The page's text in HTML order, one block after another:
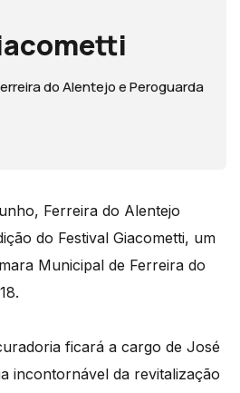
do Alentejo e Peroguarda
Ferreira do Alentejo
do Festival Giacometti, um
Municipal de Ferreira do
ficará a cargo de José
incontornável da revitalização